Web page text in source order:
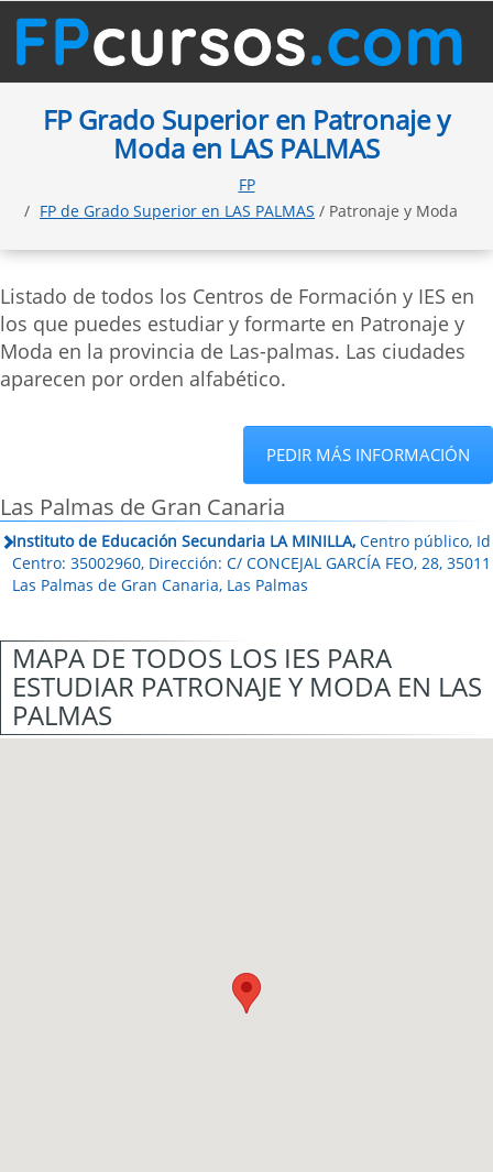
FP Grado Superior en Patronaje y
Moda en LAS PALMAS
FP
FP de Grado Superior en LAS PALMAS / Patronaje y Moda
Listado de todos los Centros de Formación y IES en
los que puedes estudiar y formarte en Patronaje y
Moda en la provincia de Las-palmas. Las ciudades
aparecen por orden alfabético.
PEDIR MÁS INFORMACIÓN
Las Palmas de Gran Canaria
Instituto de Educación Secundaria LA MINILLA, Centro público, Id
Centro: 35002960, Dirección: C/ CONCEJAL GARCÍA FEO, 28, 35011
Las Palmas de Gran Canaria, Las Palmas
MAPA DE TODOS LOS IES PARA
ESTUDIAR PATRONAJE Y MODA EN LAS
PALMAS